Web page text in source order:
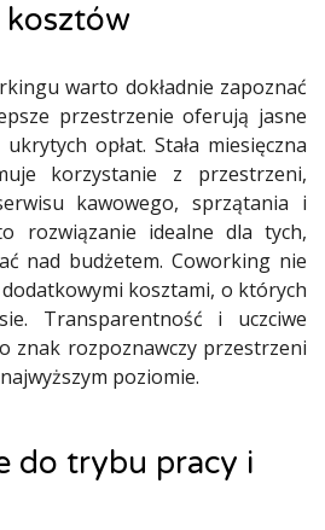
kosztów
warto dokładnie zapoznać
przestrzenie oferują jasne
opłat. Stała miesięczna
korzystanie z przestrzeni,
kawowego, sprzątania i
rozwiązanie idealne dla tych,
nad budżetem. Coworking nie
kosztami, o których
Transparentność i uczciwe
znak rozpoznawczy przestrzeni
poziomie.
do trybu pracy i